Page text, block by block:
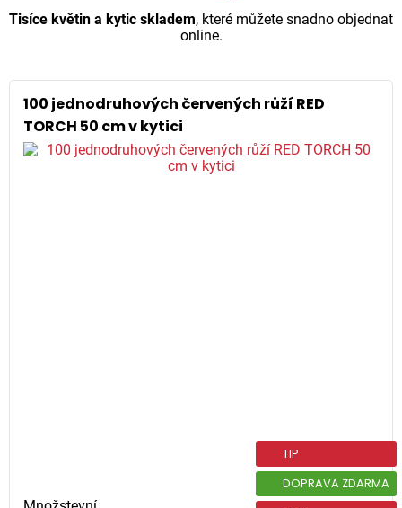
Tisíce květin a kytic skladem, které můžete snadno objednat
online.
100 jednodruhových červených růží RED
TORCH 50 cm v kytici
TIP
DOPRAVA ZDARMA